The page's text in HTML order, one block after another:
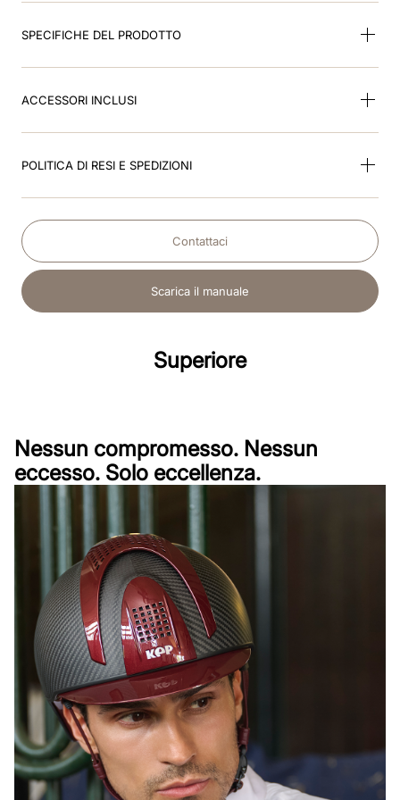
SPECIFICHE DEL PRODOTTO
ACCESSORI INCLUSI
POLITICA DI RESI E SPEDIZIONI
Contattaci
Scarica il manuale
Superiore
Nessun compromesso. Nessun
eccesso. Solo eccellenza.